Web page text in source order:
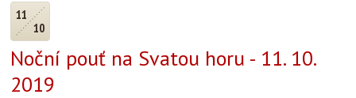
11
10
Noční pouť na Svatou horu - 11. 10.
2019